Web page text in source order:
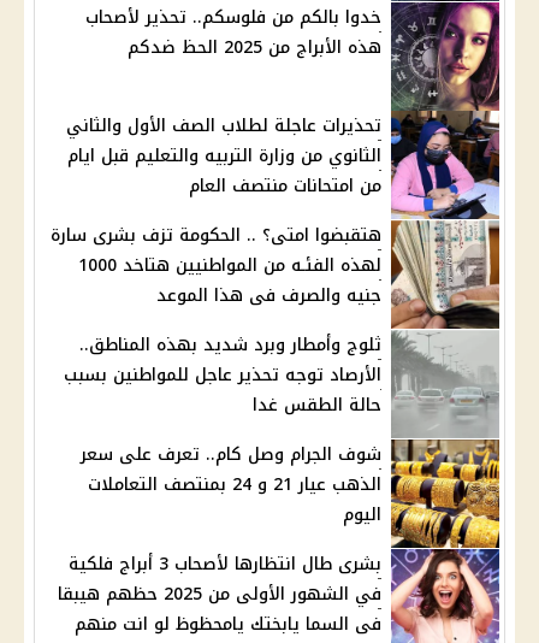
خدوا بالكم من فلوسكم.. تحذير لأصحاب
هذه الأبراج من 2025 الحظ ضدكم
تحذيرات عاجلة لطلاب الصف الأول والثاني
الثانوي من وزارة التربيه والتعليم قبل ايام
من امتحانات منتصف العام
هتقبضوا امتى؟ .. الحكومة تزف بشرى سارة
لهذه الفئـه من المواطنيين هتاخد 1000
جنيه والصرف فى هذا الموعد
ثلوج وأمطار وبرد شديد بهذه المناطق..
الأرصاد توجه تحذير عاجل للمواطنين بسبب
حالة الطقس غدا
شوف الجرام وصل كام.. تعرف على سعر
الذهب عيار 21 و 24 بمنتصف التعاملات
اليوم
بشرى طال انتظارها لأصحاب 3 أبراج فلكية
في الشهور الأولى من 2025 حظهم هيبقا
فى السما يابختك يامحظوظ لو انت منهم